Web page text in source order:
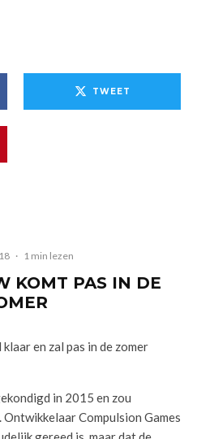
TWEET
· 1 min lezen
KOMT PAS IN DE
en zal pas in de zomer
in 2015 en zou
Compulsion Games